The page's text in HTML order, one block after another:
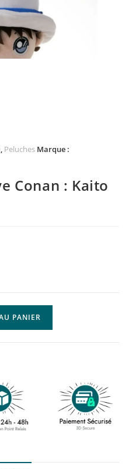
, Peluches Marque :
Conan : Kaito
PANIER